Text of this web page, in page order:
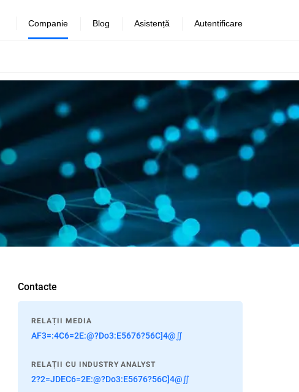
Companie Blog Asistență Autentificare
Contacte
RELAȚII MEDIA
AF3=:4C6=2E:@?Do3:E5676?56C]4@∬
RELAȚII CU INDUSTRY ANALYST
2?2=JDEC6=2E:@?Do3:E5676?56C]4@∬